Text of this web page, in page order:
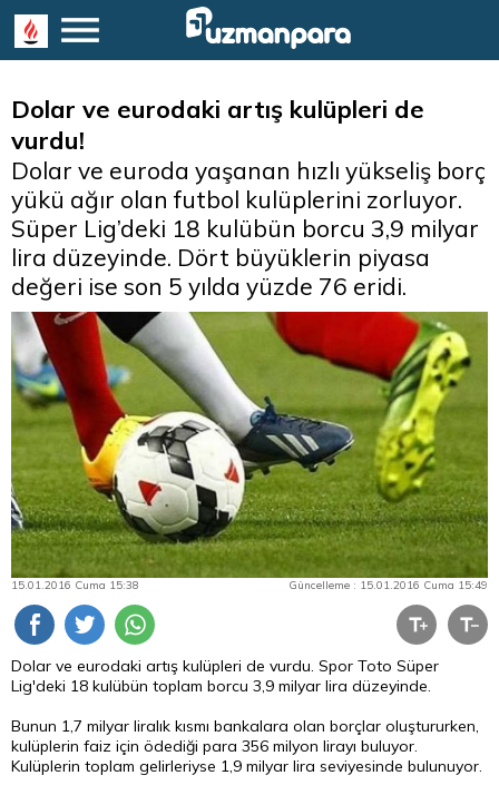
Dolar ve eurodaki artış kulüpleri de
vurdu!
Dolar ve euroda yaşanan hızlı yükseliş borç
yükü ağır olan futbol kulüplerini zorluyor.
Süper Lig’deki 18 kulübün borcu 3,9 milyar
lira düzeyinde. Dört büyüklerin piyasa
değeri ise son 5 yılda yüzde 76 eridi.
15.01.2016 Cuma 15:38 Güncelleme : 15.01.2016 Cuma 15:49
Dolar ve eurodaki artış kulüpleri de vurdu. Spor Toto Süper
Lig'deki 18 kulübün toplam borcu 3,9 milyar lira düzeyinde.
Bunun 1,7 milyar liralık kısmı bankalara olan borçlar oluştururken,
kulüplerin faiz için ödediği para 356 milyon lirayı buluyor.
Kulüplerin toplam gelirleriyse 1,9 milyar lira seviyesinde bulunuyor.